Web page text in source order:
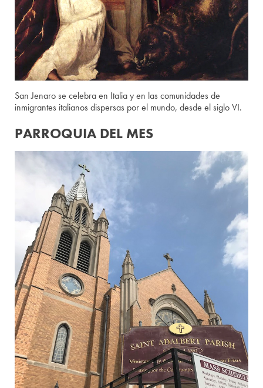
San Jenaro se celebra en Italia y en las comunidades de
inmigrantes italianos dispersas por el mundo, desde el siglo VI.
PARROQUIA DEL MES